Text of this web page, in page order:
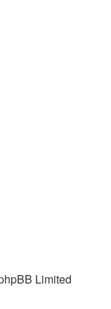
Limited